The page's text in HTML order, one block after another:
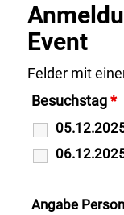
Event
Felder mit
Besuchstag*
Angabe